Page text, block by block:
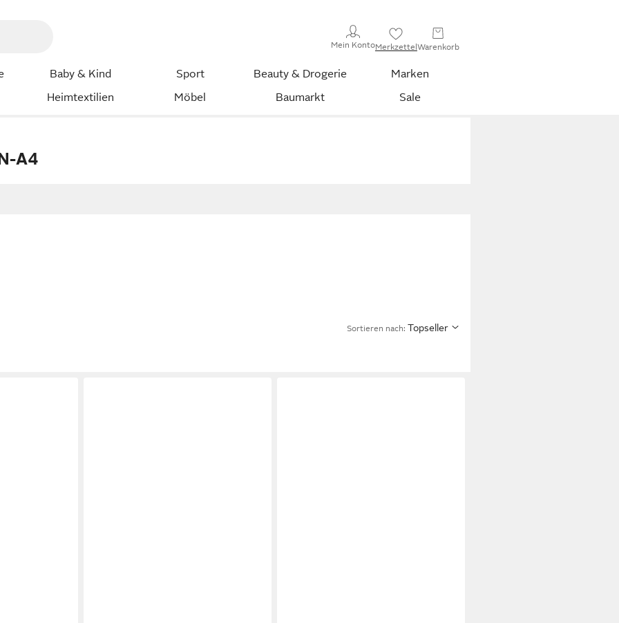
Mein KontoMerkzettelWarenkorb
Baby & Kind Sport Beauty & Drogerie
Marken
Heimtextilien Möbel Baumarkt Sale
A4
Sortieren nach: Topseller